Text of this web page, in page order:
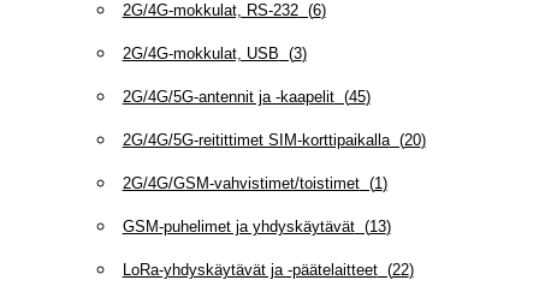
2G/4G-mokkulat, RS-232(6)
2G/4G-mokkulat, USB (3)
2G/4G/5G-antennit ja -kaapelit(45)
2G/4G/5G-reitittimet SIM-korttipaikalla(20)
2G/4G/GSM-vahvistimet/toistimet(1)
GSM-puhelimet ja yhdyskäytävät(13)
LoRa-yhdyskäytävät ja -päätelaitteet(22)